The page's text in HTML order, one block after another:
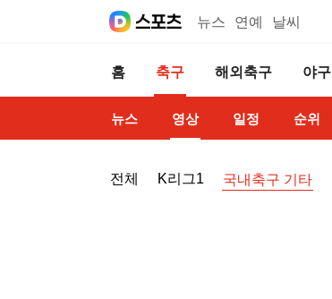
뉴스 연예 날씨
홈 축구 해외축구 야구
뉴스 영상 일정 순위
전체 K리그1 국내축구 기타